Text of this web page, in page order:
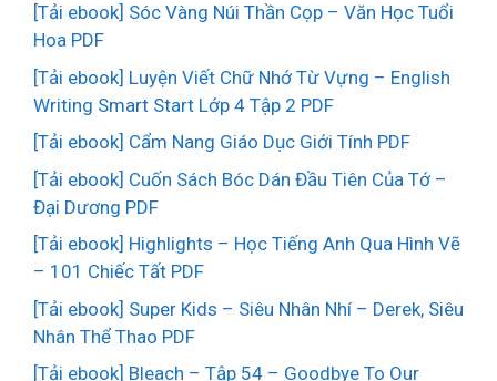
[Tải ebook] Sóc Vàng Núi Thần Cọp – Văn Học Tuổi
Hoa PDF
[Tải ebook] Luyện Viết Chữ Nhớ Từ Vựng – English
Writing Smart Start Lớp 4 Tập 2 PDF
[Tải ebook] Cẩm Nang Giáo Dục Giới Tính PDF
[Tải ebook] Cuốn Sách Bóc Dán Đầu Tiên Của Tớ –
Đại Dương PDF
[Tải ebook] Highlights – Học Tiếng Anh Qua Hình Vẽ
– 101 Chiếc Tất PDF
[Tải ebook] Super Kids – Siêu Nhân Nhí – Derek, Siêu
Nhân Thể Thao PDF
[Tải ebook] Bleach – Tập 54 – Goodbye To Our